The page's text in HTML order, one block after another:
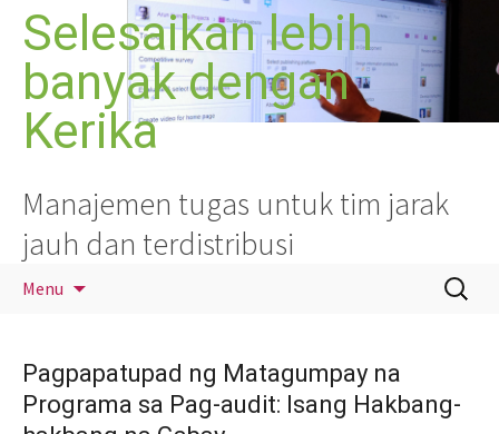
Langsung
Selesaikan lebih
banyak dengan
Kerika
Manajemen tugas untuk tim jarak
jauh dan terdistribusi
Menu
Cari
untuk:
Pagpapatupad ng Matagumpay na
Programa sa Pag-audit: Isang Hakbang-